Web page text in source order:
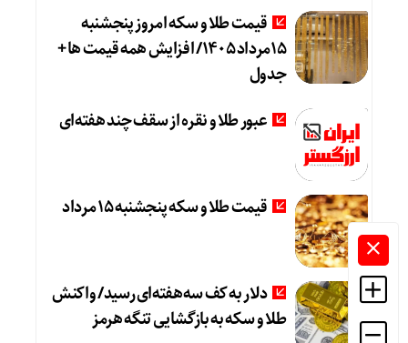
قیمت طلا و سکه امروز پنجشنبه
15مرداد 1405/ افزایش همه قیمت ها +
جدول
عبور طلا و نقره از سقف چند هفته‌ای
قیمت طلا و سکه پنجشنبه 15 مرداد
دلار به کف سه‌هفته‌ای رسید/ واکنش
طلا و سکه به بازگشایی تنگه هرمز